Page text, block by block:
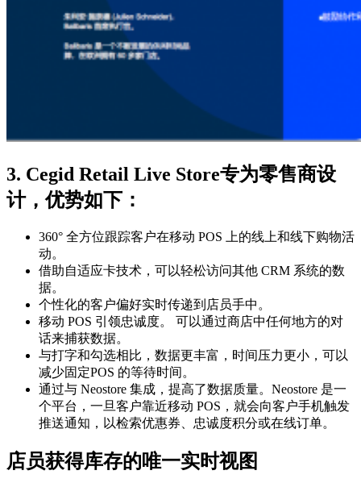
3. Cegid Retail Live Store专为零售商设
计，优势如下：
360° 全方位跟踪客户在移动 POS 上的线上和线下购物活
动。
借助自适应卡技术，可以轻松访问其他 CRM 系统的数
据。
个性化的客户偏好实时传递到店员手中。
移动 POS 引领忠诚度。 可以通过商店中任何地方的对
话来捕获数据。
与打字和勾选相比，数据更丰富，时间压力更小，可以
减少固定POS 的等待时间。
通过与 Neostore 集成，提高了数据质量。Neostore 是一
个平台，一旦客户靠近移动 POS，就会向客户手机触发
推送通知，以检索优惠券、忠诚度积分或在线订单。
店员获得库存的唯一实时视图